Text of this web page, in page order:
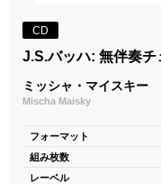
CD
J.S.バッハ: 無伴奏
ミッシャ・マイスキー
Mischa Maisky
フォーマット
組み枚数
レーベル